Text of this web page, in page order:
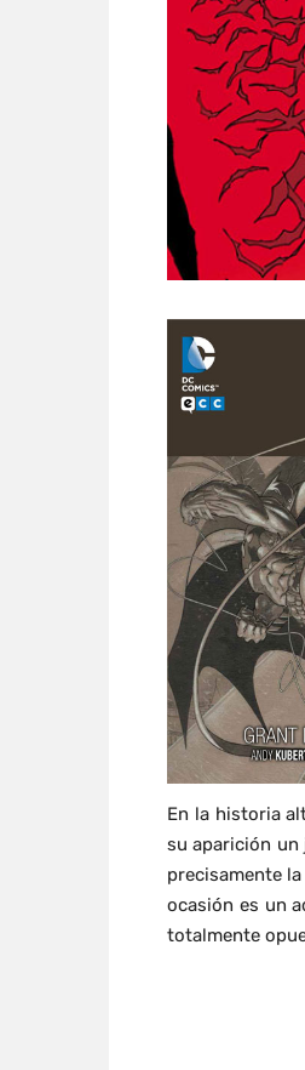
En la historia
su aparición un
precisamente
ocasión es un
totalmente